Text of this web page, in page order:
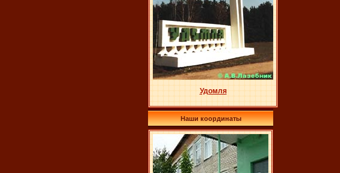
Удомля
Наши координаты